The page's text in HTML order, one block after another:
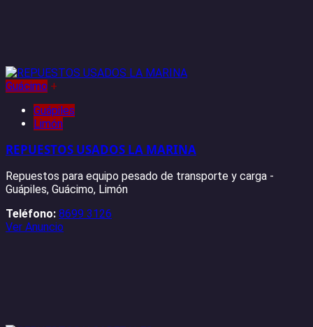
Guácimo +
Guápiles
Limón
REPUESTOS USADOS LA MARINA
Repuestos para equipo pesado de transporte y carga -
Guápiles, Guácimo, Limón
Teléfono: 8699 3126
Ver Anuncio